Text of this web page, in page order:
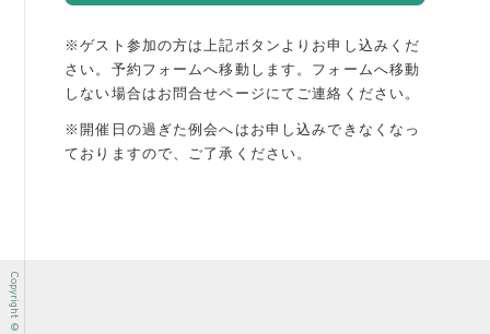
※ゲスト参加の方は上記ボタンよりお申し込みくだ
さい。予約フォームへ移動します。 フォームへ移動
しない場合はお問合せページにてご連絡ください。
※開催日の過ぎた例会へはお申し込みできなくなっ
ておりますので、ご了承ください。